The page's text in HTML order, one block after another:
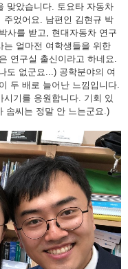
맞았습니다. 토요타 자동차
주었어요. 남편인 김현규 박
사를 받고, 현대자동차 연구
는 얼마전 여학생들을 위한
연구실 출신이라고 하네요.
도 없군요...) 공학분야의 여
두 배로 늘어난 느낌입니다.
기를 응원합니다. 기회 있
솜씨는 정말 안 느는군요.)